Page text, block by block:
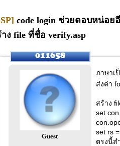
code login ช่วยตอบหน่อย
ง file ที่ชื่อ verify.asp
Guest
ภาษาเ
ส่งค่า
สร้าง
set
set rs
ตรงนี้ส